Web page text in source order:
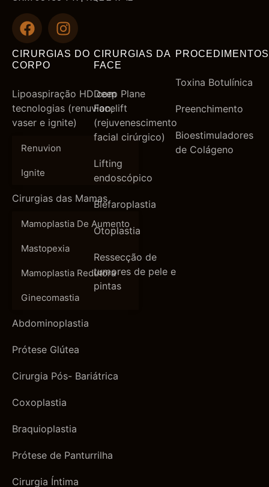
CIRURGIAS DO
CORPO
Lipoaspiração HD com
tecnologias (renuvion,
vaser e ignite)
Renuvion
Ignite
Cirurgias das Mamas
Mamoplastia De Aumento
Mastopexia
Mamoplastia Redutora
Ginecomastia
Abdominoplastia
Prótese Glútea
Cirurgia Pós- Bariátrica
Coxoplastia
Braquioplastia
Prótese de Panturrilha
Cirurgia Íntima
CIRURGIAS DA
FACE
Deep Plane
Facelift
(rejuvenescimento
facial cirúrgico)
Lifting
endoscópico
Blefaroplastia
Otoplastia
Ressecção de
tumores de pele e
pintas
PROCEDIMENTOS
Toxina Botulínica
Preenchimento
Bioestimuladores
de Colágeno